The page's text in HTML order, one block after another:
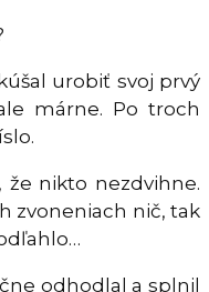
urobiť svoj prvý
márne. Po troch
nikto nezdvihne.
zvoneniach nič, tak
odhodlal a splnil